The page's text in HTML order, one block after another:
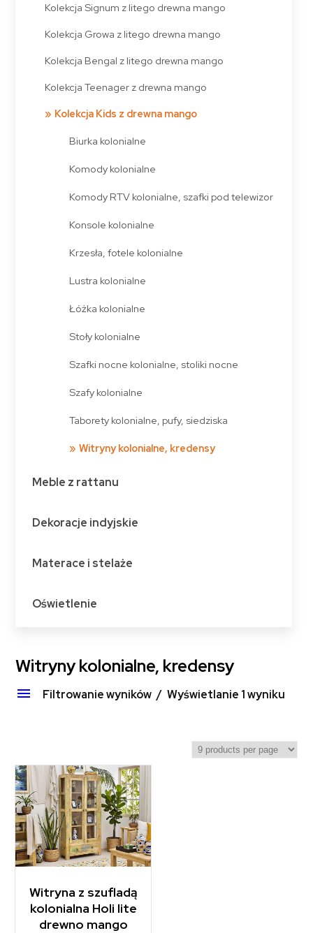
Kolekcja Signum z litego drewna mango
Kolekcja Growa z litego drewna mango
Kolekcja Bengal z litego drewna mango
Kolekcja Teenager z drewna mango
Kolekcja Kids z drewna mango
Biurka kolonialne
Komody kolonialne
Komody RTV kolonialne, szafki pod telewizor
Konsole kolonialne
Krzesła, fotele kolonialne
Lustra kolonialne
Łóżka kolonialne
Stoły kolonialne
Szafki nocne kolonialne, stoliki nocne
Szafy kolonialne
Taborety kolonialne, pufy, siedziska
Witryny kolonialne, kredensy
Meble z rattanu
Dekoracje indyjskie
Materace i stelaże
Oświetlenie
Witryny kolonialne, kredensy
Filtrowanie wyników Wyświetlanie 1 wyniku
Witryna z szufladą
kolonialna Holi lite
drewno mango